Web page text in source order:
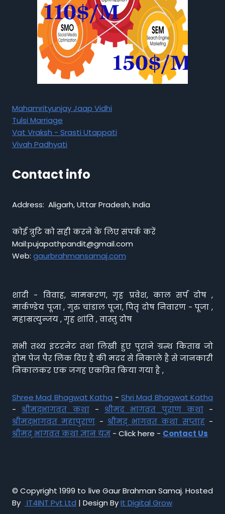
Mahamrityunjay Jaap Vidhi
Tulsi Marriage
Vat Vraksh - Srasti Utappati
Vivah Padhyati
Contact info
Address: Aligarh, Uttar Pradesh, India
कोई त्रुटि को सही करने के लिए संपर्क करें
Mail:pujapathpandit@gmail.com
Web: gaurbrahmansamaj.com
शादी - विवाह, नामकरण, गृह प्रवेश, काल सर्प दोष ,
मार्कण्डेय पूजा , गुरु चांडाल पूजा, पितृ दोष निवारण - पूजा ,
महाम्रत्युन्जय , गृह शांति , वास्तु दोष
सभी तथ्य इंटरनेट तथा लिखी हुए पुराने ग्रन्थ किताब जो
होम पेज पैर लिंक दिए है की मदद से निकाले है से जानकारी
निकालकर एक जगह एकत्रित किया गया है ,
Shree Mad Bhagwat Katha - Shri Mad Bhagwat Katha
- श्रीमद्भागवत कथा- श्रीमद भागवत पुराण कथा-
श्रीमद्भागवत महापुराण - श्रीमद् भागवत कथा सप्ताह-
श्रीमद् भागवत कथा ज्ञान यज्ञ - Click here - Contact Us
© Copyright 1999 to live Gaur Brahman Samaj. Hosted
By IT4INT Pvt Ltd | Design ByIt Digital Grow